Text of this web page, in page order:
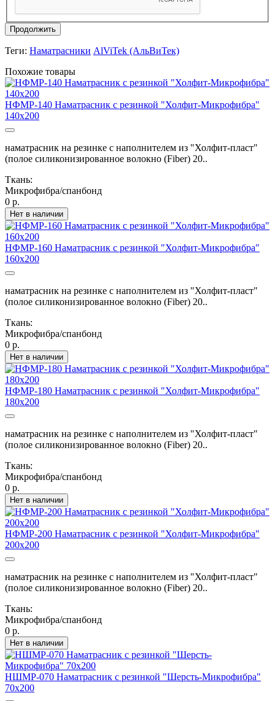
Продолжить
Теги: Наматрасники AlViTek (АльВиТек)
Похожие товары
НФМР-140 Наматрасник с резинкой "Холфит-Микрофибра"
140х200
наматрасник на резинке с наполнителем из "Холфит-пласт"
(полое силиконизированное волокно (Fiber) 20..
Ткань:
Микрофибра/спанбонд
0 р.
Нет в наличии
НФМР-160 Наматрасник с резинкой "Холфит-Микрофибра"
160х200
наматрасник на резинке с наполнителем из "Холфит-пласт"
(полое силиконизированное волокно (Fiber) 20..
Ткань:
Микрофибра/спанбонд
0 р.
Нет в наличии
НФМР-180 Наматрасник с резинкой "Холфит-Микрофибра"
180х200
наматрасник на резинке с наполнителем из "Холфит-пласт"
(полое силиконизированное волокно (Fiber) 20..
Ткань:
Микрофибра/спанбонд
0 р.
Нет в наличии
НФМР-200 Наматрасник с резинкой "Холфит-Микрофибра"
200х200
наматрасник на резинке с наполнителем из "Холфит-пласт"
(полое силиконизированное волокно (Fiber) 20..
Ткань:
Микрофибра/спанбонд
0 р.
Нет в наличии
НШМР-070 Наматрасник с резинкой "Шерсть-Микрофибра"
70х200